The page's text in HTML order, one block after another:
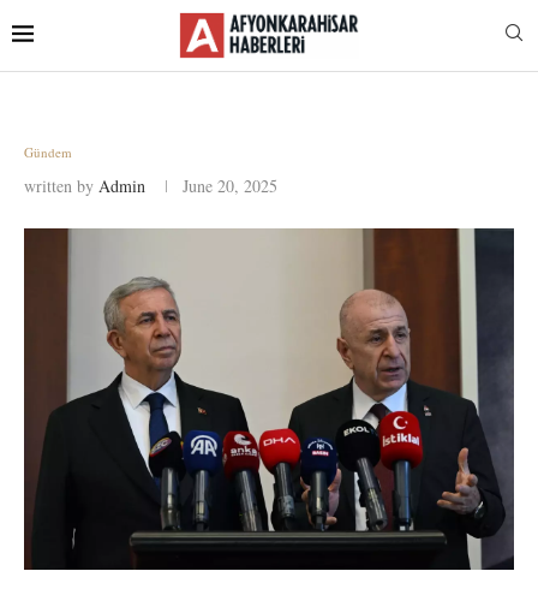
Gündem
written by Admin June 20, 2025